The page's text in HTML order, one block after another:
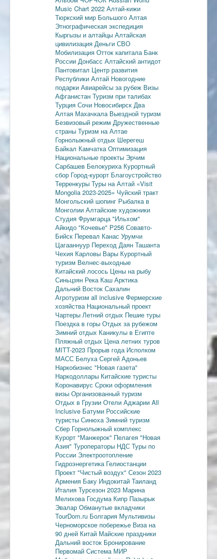
Music Chart 2022 Алтай-кижи
Тюркский мир Большого Алтая
Этнографическая экспедиция
Кыргызы и алтайцы Алтайская
цивилизация Деньги СВО
Мобилизация Отток капитала Банк
России Донбасс Алтайский антидот
Пантовитал Центр развития
Республики Алтай Новогодние
подарки Авиарейсы за рубеж Визы
Афганистан Туризм при талибах
Турция Сочи Новосибирск Два
Алтая Махачкала Выездной туризм
Безвизовый режим Дружественные
страны Туризм на Алтае
Горнолыжный отдых Шерегеш
Байкал Камчатка Оптимизация
Национальные проекты Эрчим
Сарбашев Белокуриха Курортный
сбор Город-курорт Благоустройство
Терренкуры Туры на Алтай «Visit
Mongolia 2023-2025» Чуйский тракт
Монгольский шопинг Рыбалка в
Монголии Алтайские художники
Студия Фрумгарца "Ильхом"
Айкидо "Кочевье" Р256 Совавто-
Бийск Перевал Канас Урумчи
Цагааннуур Переход Даян Ташанта
Чехия Карловы Вары Курортный
туризм Велнес-выходные
Китайский лосось Цены на рыбу
Синьцзян Река Каш Арктика
Дальний Восток Сахалин
Агротуризм all inclusive Фермерские
хозяйства Национальный проект
Чартеры Летний отдых Пешие туры
Поездка в горы Отдых за рубежом
Зимний отдых Каникулы в Египте
Пляжный отдых Цена летних туров
MITT-2023 Прорыв года Исполком
МАСС Белуха Сергей Адоньев
Наркобизнес "Новая газета"
Наркодоллары Китайские туристы
Коронавирус Сроки оформления
визы Организованный туризм
Отдых в Грузии Отели Аджарии All
Inclusive Батуми Российские
туристы Синюха Зимний туризм
Сбер Горнолыжный комплекс
Курорт "Манжерок" Пелагея "Новая
Азия" Туроператоры НДС Туры по
России Электроотопление
Гидроэнергетика Гелиостанции
Проект "Чистый воздух" Сезон 2023
Армения Баку Индокитай Таиланд
Италия Турсезон 2023 Марина
Мелихова Госдума Кипр Пазырык
Эвалар Обманутые вкладчики
TourDom.ru Болгария Мультивизы
Черноморское побережье Виза на
90 дней Китай Майские праздники
Дальний восток Бронирование
Первомай Система МИР